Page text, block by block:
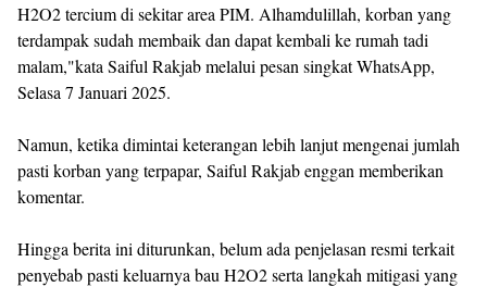
H2O2 tercium di sekitar area PIM. Alhamdulillah, korban yang
terdampak sudah membaik dan dapat kembali ke rumah tadi
malam,"kata Saiful Rakjab melalui pesan singkat WhatsApp,
Selasa 7 Januari 2025.
Namun, ketika dimintai keterangan lebih lanjut mengenai jumlah
pasti korban yang terpapar, Saiful Rakjab enggan memberikan
komentar.
Hingga berita ini diturunkan, belum ada penjelasan resmi terkait
penyebab pasti keluarnya bau H2O2 serta langkah mitigasi yang